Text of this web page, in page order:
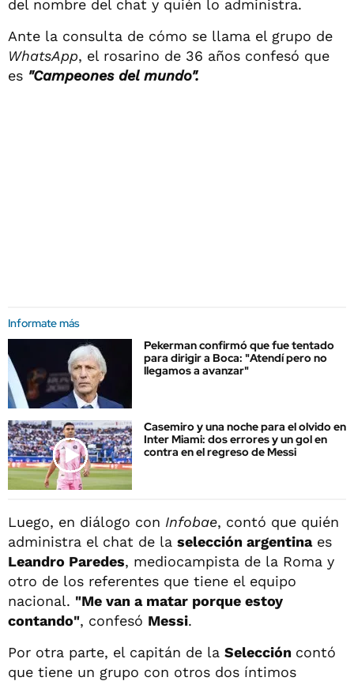
del nombre del chat y quién lo administra.
Ante la consulta de cómo se llama el grupo de
WhatsApp, el rosarino de 36 años confesó que
es "Campeones del mundo".
Informate más
Pekerman confirmó que fue tentado
para dirigir a Boca: "Atendí pero no
llegamos a avanzar"
Casemiro y una noche para el olvido en
Inter Miami: dos errores y un gol en
contra en el regreso de Messi
Luego, en diálogo con Infobae, contó que quién
administra el chat de la selección argentinaes
Leandro Paredes, mediocampista de la Roma y
otro de los referentes que tiene el equipo
nacional. "Me van a matar porque estoy
contando", confesó Messi.
Por otra parte, el capitán de la Selección contó
que tiene un grupo con otros dos íntimos